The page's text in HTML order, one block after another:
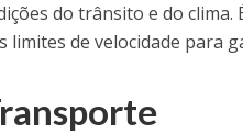
do trânsito e do
limites de velocidade para